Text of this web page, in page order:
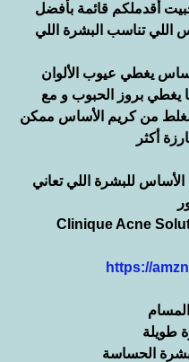
أقدملكم قائمة بأفضل
اللي تناسب البشرة اللي
يغطي عيوب الألوان
يغطي بروز الحبوب و مع
من كريم الأساس ممكن
أكثر
للبشرة اللي تعاني
Clinique Acne
https://
طويلة
الحساسة